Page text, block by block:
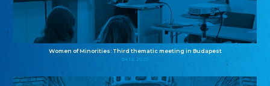
Women of Minorities: Third thematic meeting in Budapest
04.12.2025